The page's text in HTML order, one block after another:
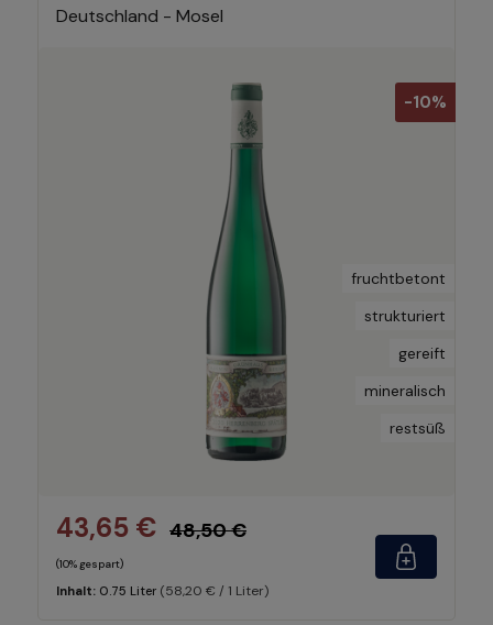
Deutschland - Mosel
-10%
fruchtbetont
strukturiert
gereift
mineralisch
restsüß
43,65 € 48,50 €
(10% gespart)
Inhalt: 0.75 Liter (58,20 € / 1 Liter)